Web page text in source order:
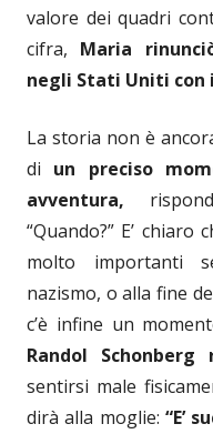
valore dei quadri
cifra, Maria
negli Stati Uniti con
La storia non è
di un preciso
avventura,
“Quando?” E’
molto importanti
nazismo, o alla fine
c’è infine un
Randol
sentirsi male
dirà alla moglie: “E’